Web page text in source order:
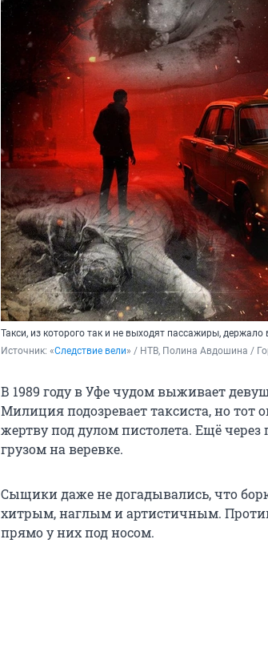
Такси, из которого так и не выходят пассажиры, держало
Источник: «Следствие вели» / НТВ, Полина Авдошина /
В 1989 году в Уфе чудом выживает
Милиция подозревает таксиста, но тот
жертву под дулом пистолета. Ещё
грузом на веревке.
Сыщики даже не догадывались, что
хитрым, наглым и артистичным.
прямо у них под носом.